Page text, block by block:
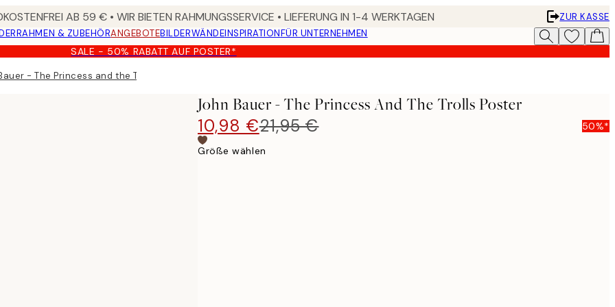
AB 59 € • WIR BIETEN RAHMUNGSSERVICE • LIEFERUNG IN 1-4 WERKTAGEN
ZUR KASSE
RAHMEN & ZUBEHÖRANGEBOTEBILDERWÄNDEINSPIRATIONFÜR UNTERNEHMEN
SALE - 50% RABATT AUF POSTER*
- The Princess and the Trolls Poster
John Bauer - The Princess And The Trolls Poster
10,98 €21,95 € 50%*
Größe wählen